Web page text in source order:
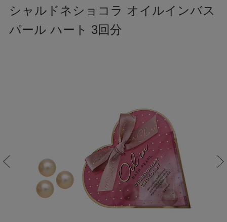
シャルドネショコラ オイルインバス
パール ハート 3回分